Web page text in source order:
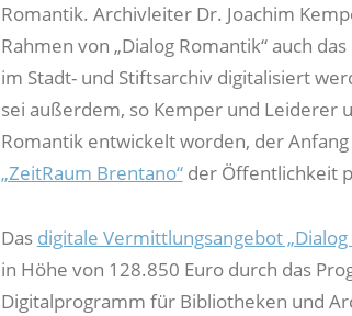
Romantik. Archivleiter Dr. Joachim
Rahmen von „Dialog Romantik“ auch
im Stadt- und Stiftsarchiv digitalisiert
sei außerdem, so Kemper und Leiderer
Romantik entwickelt worden, der
„ZeitRaum Brentano“der Öffentlichkeit
Das digitale Vermittlungsangebot „Dialog
in Höhe von 128.850 Euro durch das
Digitalprogramm für Bibliotheken und